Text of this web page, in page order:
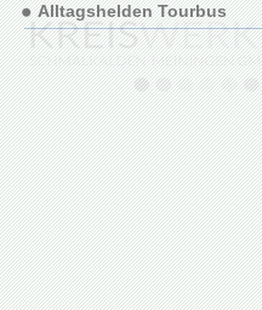
Alltagshelden Tourbus